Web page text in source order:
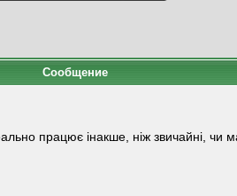
Сообщение
працює інакше, ніж звичайні, чи